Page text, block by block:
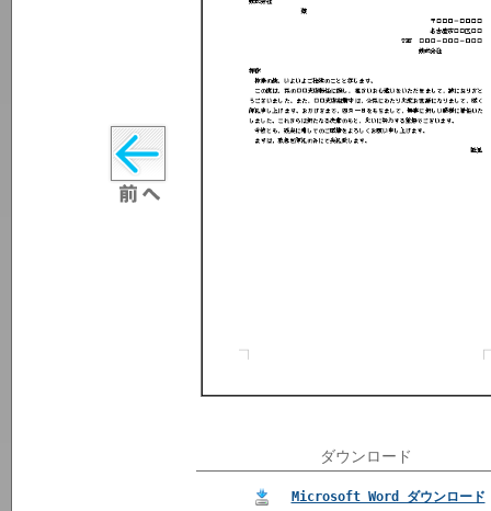
ダウンロード
Microsoft Word ダウンロード